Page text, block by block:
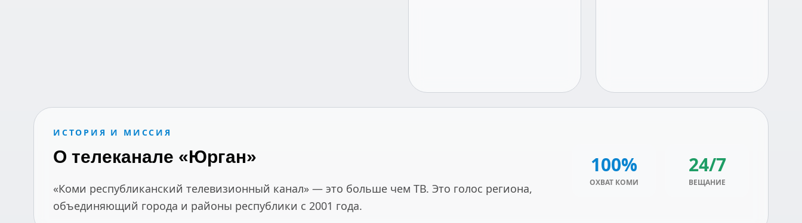
ИСТОРИЯ И МИССИЯ
О телеканале «Юрган»
«Коми республиканский телевизионный канал» — это больше чем ТВ. Это голос региона,
объединяющий города и районы республики с 2001 года.
100%
ОХВАТ КОМИ
24/7
ВЕЩАНИЕ